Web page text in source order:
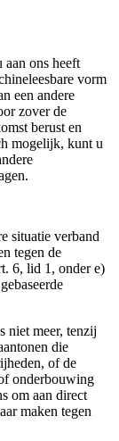
aan ons heeft
vorm
een andere
zover de
berust en
mogelijk, kunt u
situatie verband
tegen de
6, lid 1, onder e)
niet meer, tenzij
die
of de
onderbouwing
om aan direct
maken tegen